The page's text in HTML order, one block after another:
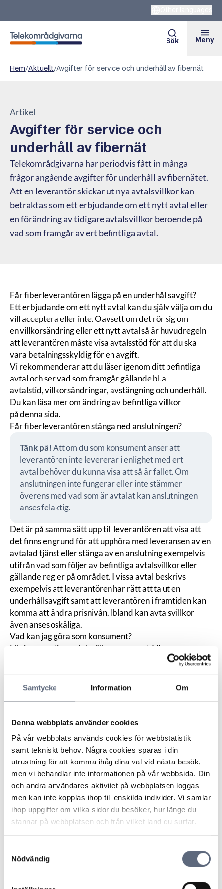
Samtycke Information Om
Denna webbplats använder cookies
På vår webbplats används cookies för webbstatistik
samt tekniskt behov. Några cookies sparas i din
utrustning för att komma ihåg dina val vid nästa besök,
men vi behandlar inte informationen på vår webbsida. Din
och andra användares aktivitet på webbplatsen loggas
men kan inte kopplas ihop till enskilda individer. Vi samlar
ihop uppgifter om vilka sidor du besöker, hur länge du
stannar på webbplatsen och från vilket land du surfar.
Nödvändig
Telekområdgivarna
Sök Meny
Hem/Aktuellt/Avgifter för service och underhåll av fibernät
Artikel
Avgifter för service och
underhåll av fibernät
Telekområdgivarna har periodvis fått in många
frågor angående avgifter för underhåll av fibernätet.
Att en leverantör skickar ut nya avtalsvillkor kan
betraktas som ett erbjudande om ett nytt avtal eller
en förändring av tidigare avtalsvillkor beroende på
vad som framgår av ert befintliga avtal.
Får fiberleverantören lägga på en underhållsavgift?
Ett erbjudande om ett nytt avtal kan du själv välja om du
vill acceptera eller inte. Oavsett om det rör sig om
en villkorsändring eller ett nytt avtal så är huvudregeln
att leverantören måste visa avtalsstöd för att du ska
vara betalningsskyldig för en avgift.
Vi rekommenderar att du läser igenom ditt befintliga
avtal och ser vad som framgår gällande bl.a.
avtalstid, villkorsändringar, avstängning och underhåll.
Du kan läsa mer om ändring av befintliga villkor
pådenna sida.
Får fiberleverantören stänga ned anslutningen?
Tänk på! Att om du som konsument anser att
leverantören inte levererar i enlighet med ert
avtal behöver du kunna visa att så är fallet. Om
anslutningen inte fungerar eller inte stämmer
överens med vad som är avtalat kan anslutningen
ansesfelaktig.
Det är på samma sätt upp till leverantören att visa att
det finns en grund för att upphöra med leveransen av en
avtalad tjänst eller stänga av en anslutning exempelvis
utifrån vad som följer av befintliga avtalsvillkor eller
gällande regler på området. I vissa avtal beskrivs
exempelvis att leverantören har rätt att ta ut en
underhållsavgift samt att leverantören i framtiden kan
komma att ändra prisnivån. Ibland kan avtalsvillkor
även ansesoskäliga.
Vad kan jag göra som konsument?
Läs igenom dina avtalsvillkor noggrant. Vi
skriftligt klagomåltill din
leverantör om du inte är nöjd.
När du skriver till leverantören bör du komma ihåg
person som står skriven på avtalet
Beskriv problemet kortfattat samt vad du önskar se för
lösning i ärendet.
Du kan begära förlängt förfallodatum på dina fakturor
till dess att ärendet är utrett.
Tänk påatt om du anser att en avgift är felaktig
men väljer att betala avgiften för att försäkra dig
om att anslutningen inte stängs ner är det viktigt
att du meddelar leverantören om att du betalar
avgiften i protest.
Du kan också bestrida räkningen, du kan läsa mer om
Begär ett skriftligt svar och spara en kopia på din